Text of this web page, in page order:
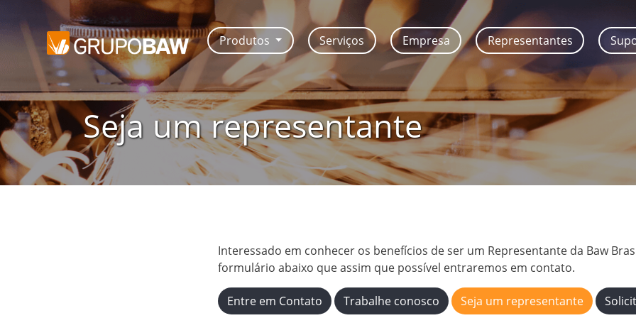
Produtos Serviços Empresa Representantes
Seja um representante
Interessado em conhecer os benefícios de ser um Representante da Baw
formulário abaixo que assim que possível entraremos em contato.
Entre em Contato Trabalhe conosco Seja um representante